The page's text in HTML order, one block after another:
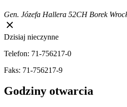
Gen. Józefa Hallera 52CH Borek
Dzisiaj nieczynne
Telefon: 71-756217-0
Faks: 71-756217-9
Godziny otwarcia